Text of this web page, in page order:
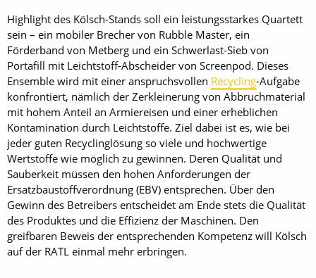
Highlight des Kölsch-Stands soll ein leistungsstarkes Quartett
sein – ein mobiler Brecher von Rubble Master, ein
Förderband von Metberg und ein Schwerlast-Sieb von
Portafill mit Leichtstoff-Abscheider von Screenpod. Dieses
Ensemble wird mit einer anspruchsvollen Recycling-Aufgabe
konfrontiert, nämlich der Zerkleinerung von Abbruchmaterial
mit hohem Anteil an Armiereisen und einer erheblichen
Kontamination durch Leichtstoffe. Ziel dabei ist es, wie bei
jeder guten Recyclinglösung so viele und hochwertige
Wertstoffe wie möglich zu gewinnen. Deren Qualität und
Sauberkeit müssen den hohen Anforderungen der
Ersatzbaustoffverordnung (EBV) entsprechen. Über den
Gewinn des Betreibers entscheidet am Ende stets die Qualität
des Produktes und die Effizienz der Maschinen. Den
greifbaren Beweis der entsprechenden Kompetenz will Kölsch
auf der RATL einmal mehr erbringen.